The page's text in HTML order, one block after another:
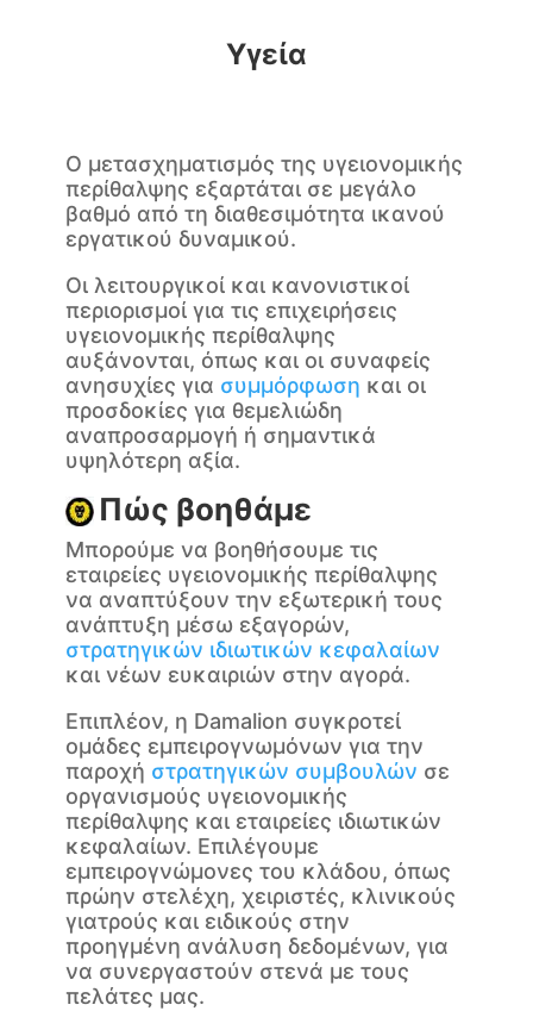
Υγεία
Ο μετασχηματισμός της υγειονομικής
περίθαλψης εξαρτάται σε μεγάλο
βαθμό από τη διαθεσιμότητα ικανού
εργατικού δυναμικού.
Οι λειτουργικοί και κανονιστικοί
περιορισμοί για τις επιχειρήσεις
υγειονομικής περίθαλψης
αυξάνονται, όπως και οι συναφείς
ανησυχίες για συμμόρφωση και οι
προσδοκίες για θεμελιώδη
αναπροσαρμογή ή σημαντικά
υψηλότερη αξία.
Πώς βοηθάμε
Μπορούμε να βοηθήσουμε τις
εταιρείες υγειονομικής περίθαλψης
να αναπτύξουν την εξωτερική τους
ανάπτυξη μέσω εξαγορών,
στρατηγικών ιδιωτικών κεφαλαίων
και νέων ευκαιριών στην αγορά.
Επιπλέον, η Damalion συγκροτεί
ομάδες εμπειρογνωμόνων για την
παροχή στρατηγικών συμβουλών σε
οργανισμούς υγειονομικής
περίθαλψης και εταιρείες ιδιωτικών
κεφαλαίων. Επιλέγουμε
εμπειρογνώμονες του κλάδου, όπως
πρώην στελέχη, χειριστές, κλινικούς
γιατρούς και ειδικούς στην
προηγμένη ανάλυση δεδομένων, για
να συνεργαστούν στενά με τους
πελάτες μας.